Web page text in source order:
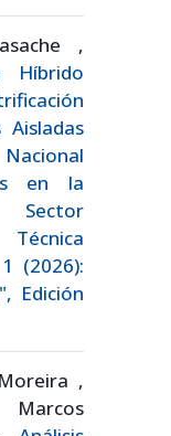
,
Híbrido
Aisladas
en la
Sector
Técnica
(2026):
Edición
,